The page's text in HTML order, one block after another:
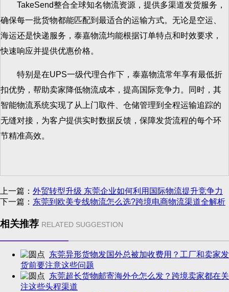
TakeSend整合全球知名物流资源，提供多渠道发货服务，
确保每一批货物都能匹配到最适合的运输方式。无论是空运、
海运还是快递服务，泰嘉物流均能根据订单特点和时效要求，
快速响应并提供优惠价格。
特别是在UPS一级代理合作下，泰嘉物流常年享有最低折
扣优势，帮助卖家降低物流成本，提高国际竞争力。同时，其
智能物流系统实现了从上门取件、仓储管理到全程运输追踪的
无缝对接，为客户提供实时数据反馈，保障发货流程的每个环
节精准高效。
上一篇： 外贸转型升级 东莞企业如何利用国际物流提升竞争力
下一篇： 东莞到欧美专线物流怎么选?跨境电商物流渠道全解析
相关推荐 RELATED SUGGESTION
东莞异形货物发国外总被加收费用？工厂和卖家发
货前要注意这些问题
东莞超长货物邮寄海外仓怎么发？跨境卖家都在关
注这些头程渠道